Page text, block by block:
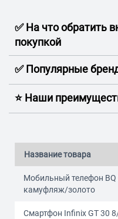
✅ На что обратить
покупкой
✅ Популярные
⭐️ Наши
Название товара
Мобильный телефон BQ
камуфляж/золото
Смартфон Infinix GT 30